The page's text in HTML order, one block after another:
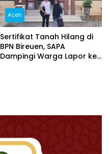
Aceh
Sertifikat Tanah Hilang di
BPN Bireuen, SAPA
Dampingi Warga Lapor ke